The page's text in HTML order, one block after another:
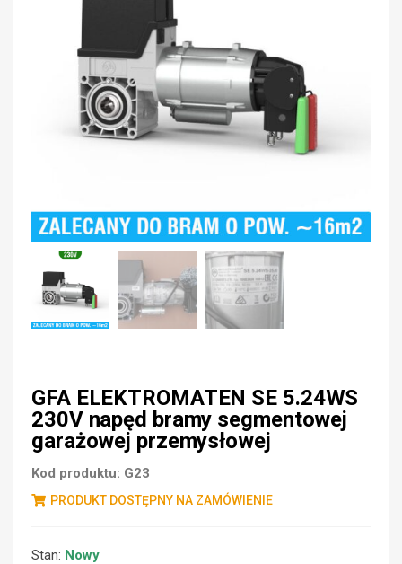
GFA ELEKTROMATEN SE 5.24WS
230V napęd bramy segmentowej
garażowej przemysłowej
Kod produktu: G23
PRODUKT DOSTĘPNY NA ZAMÓWIENIE
Stan: Nowy